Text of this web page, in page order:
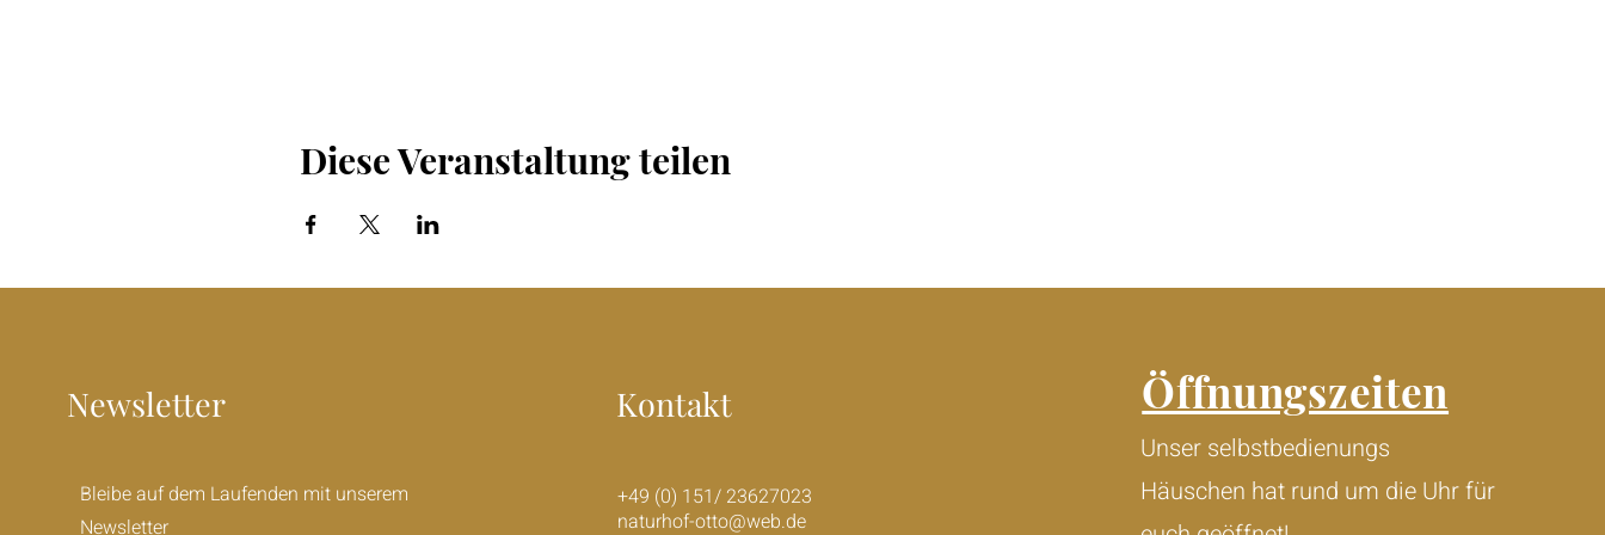
Diese Veranstaltung teilen
Newsletter
Bleibe auf dem Laufenden mit unserem
Newsletter
Kontakt
+49 (0) 151/ 23627023
naturhof-otto@web.de
Öffnungszeiten
Unser selbstbedienungs
Häuschen hat rund um die Uhr für